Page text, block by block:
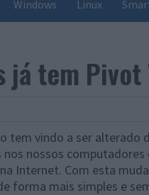
Windows Linux
já tem Pivot
tem vindo a ser alterado
nossos computadores
Internet. Com esta
forma mais simples e